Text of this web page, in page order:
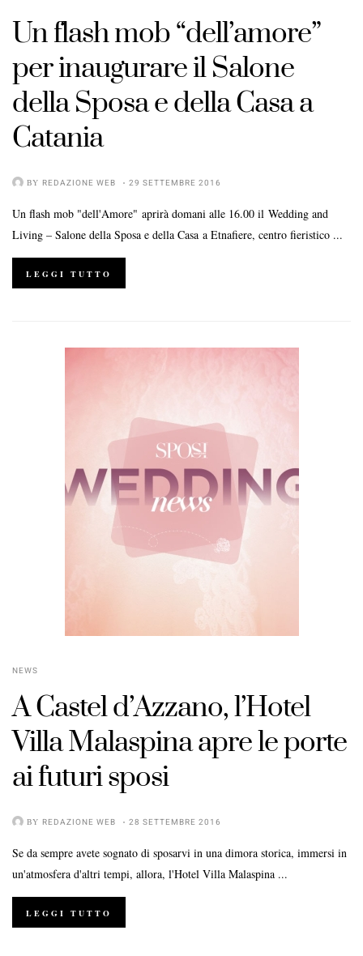
Un flash mob “dell’amore”
per inaugurare il Salone
della Sposa e della Casa a
Catania
BY REDAZIONE WEB 29 SETTEMBRE 2016
Un flash mob "dell'Amore" aprirà domani alle 16.00 il Wedding and
Living – Salone della Sposa e della Casa a Etnafiere, centro fieristico ...
LEGGI TUTTO
NEWS
A Castel d’Azzano, l’Hotel
Villa Malaspina apre le porte
ai futuri sposi
BY REDAZIONE WEB 28 SETTEMBRE 2016
Se da sempre avete sognato di sposarvi in una dimora storica, immersi in
un'atmosfera d'altri tempi, allora, l'Hotel Villa Malaspina ...
LEGGI TUTTO